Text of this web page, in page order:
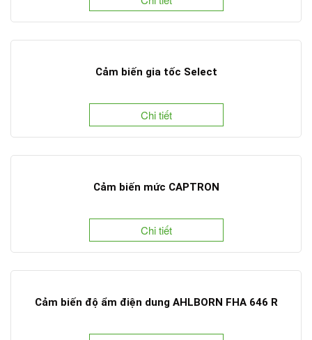
Cảm biến gia tốc Select
Chi tiết
Cảm biến mức CAPTRON
Chi tiết
Cảm biến độ ẩm điện dung AHLBORN FHA 646 R